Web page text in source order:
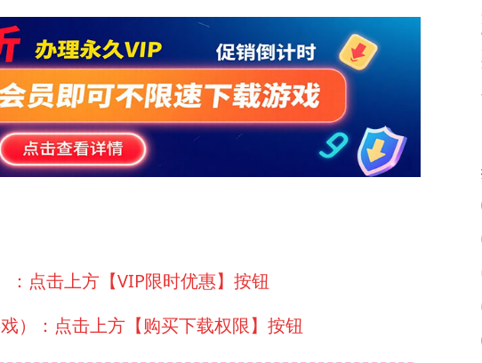
点击上方【VIP限时优惠】按钮
）：点击上方【购买下载权限】按钮